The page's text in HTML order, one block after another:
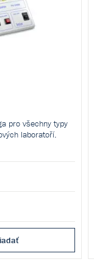
pro všechny typy
laboratoří.